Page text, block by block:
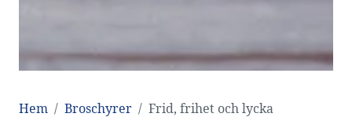
Hem Broschyrer Frid, frihet och lycka